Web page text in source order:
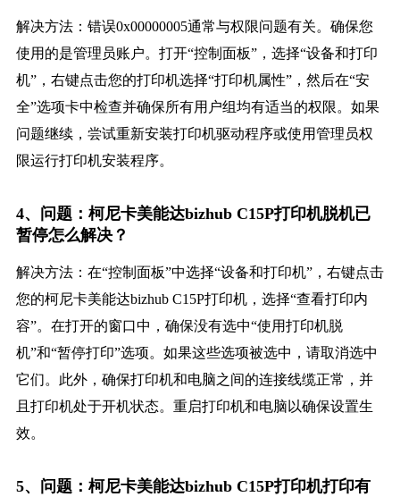
解决方法：错误0x00000005通常与权限问题有关。确保您
使用的是管理员账户。打开“控制面板”，选择“设备和打印
机”，右键点击您的打印机选择“打印机属性”，然后在“安
全”选项卡中检查并确保所有用户组均有适当的权限。如果
问题继续，尝试重新安装打印机驱动程序或使用管理员权
限运行打印机安装程序。
4、问题：柯尼卡美能达bizhub C15P打印机脱机已
暂停怎么解决？
解决方法：在“控制面板”中选择“设备和打印机”，右键点击
您的柯尼卡美能达bizhub C15P打印机，选择“查看打印内
容”。在打开的窗口中，确保没有选中“使用打印机脱
机”和“暂停打印”选项。如果这些选项被选中，请取消选中
它们。此外，确保打印机和电脑之间的连接线缆正常，并
且打印机处于开机状态。重启打印机和电脑以确保设置生
效。
5、问题：柯尼卡美能达bizhub C15P打印机打印有